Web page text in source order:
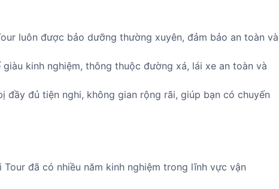
luôn được bảo dưỡng thường xuyên, đảm bảo an toàn và
kinh nghiệm, thông thuộc đường xá, lái xe an toàn và
đầy đủ tiện nghi, không gian rộng rãi, giúp bạn có chuyến
Tour đã có nhiều năm kinh nghiệm trong lĩnh vực vận